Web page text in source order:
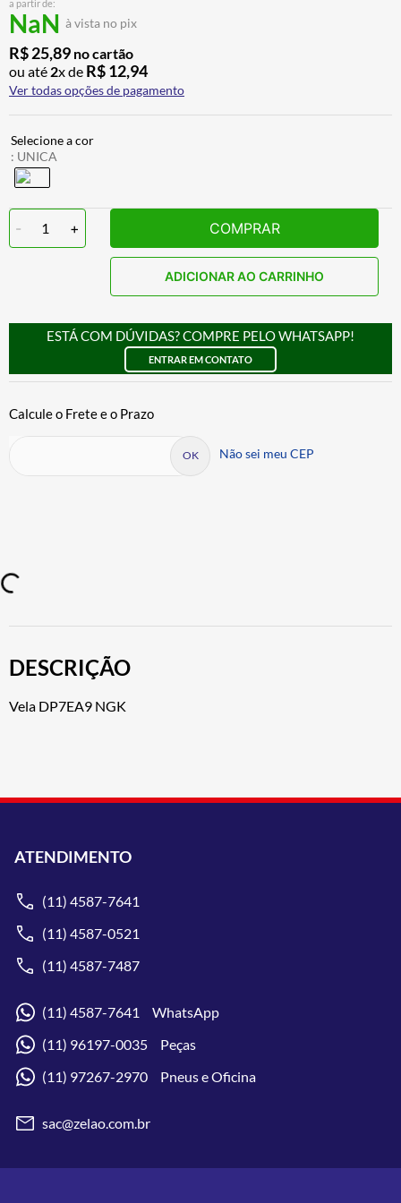
a partir de:
NaN à vista no pix
R$25,89 no cartão
ou até 2x de R$12,94
Ver todas opções de pagamento
: UNICA
- 1 + COMPRAR
ADICIONAR AO CARRINHO
ESTÁ COM DÚVIDAS? COMPRE PELO WHATSAPP!
ENTRAR EM CONTATO
Não sei meu CEP
DESCRIÇÃO
Vela DP7EA9 NGK
ATENDIMENTO
(11) 4587-7641
(11) 4587-0521
(11) 4587-7487
(11) 4587-7641 WhatsApp
(11) 96197-0035 Peças
(11) 97267-2970 Pneus e Oficina
sac@zelao.com.br
º
8º CALÇA
9º AIROH